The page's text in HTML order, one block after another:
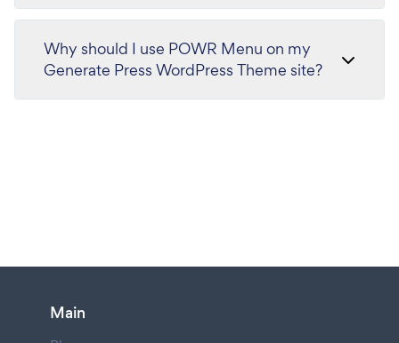
Why should I use POWR Menu on my
Generate Press WordPress Theme site?
Main